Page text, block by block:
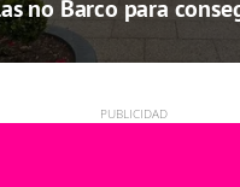
no Barco para